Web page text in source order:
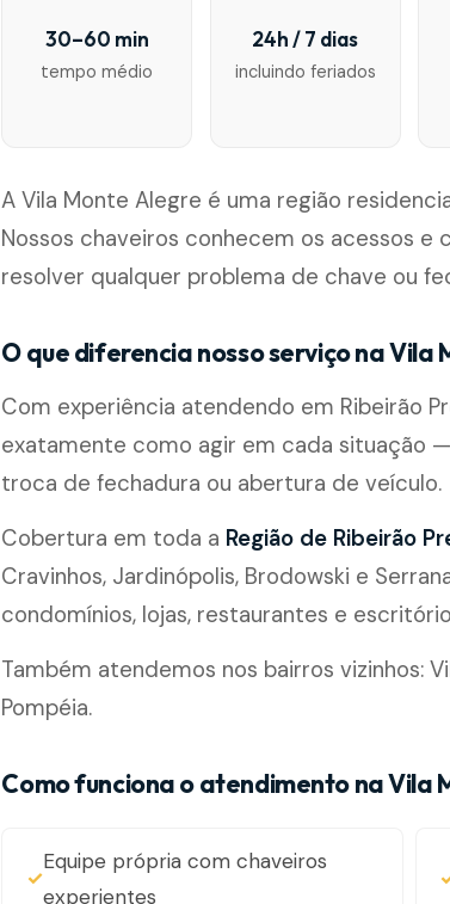
30–60 min
tempo médio
24h / 7 dias
incluindo feriados
A Vila Monte Alegre é uma região
Nossos chaveiros conhecem os acessos
resolver qualquer problema de chave ou
O que diferencia nosso serviço na Vila
Com experiência atendendo em Ribeirão
exatamente como agir em cada situação
troca de fechadura ou abertura de veículo.
Cobertura em toda a Região de Ribeirão
Cravinhos, Jardinópolis, Brodowski e
condomínios, lojas, restaurantes e
Também atendemos nos bairros vizinhos:
Pompéia.
Como funciona o atendimento na Vila
Equipe própria com chaveiros
experientes